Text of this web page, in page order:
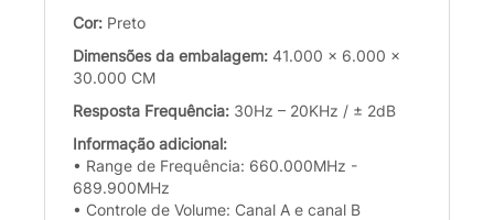
Cor: Preto
Dimensões da embalagem: 41.000 x 6.000 x
30.000 CM
Resposta Frequência: 30Hz – 20KHz / ± 2dB
Informação adicional:
• Range de Frequência: 660.000MHz -
689.900MHz
• Controle de Volume: Canal A e canal B